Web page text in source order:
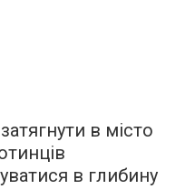
в місто
в глибину